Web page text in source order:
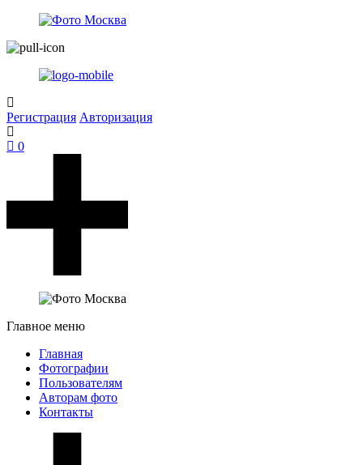
Регистрация Авторизация
0
Главное меню
Главная
Фотографии
Пользователям
Авторам фото
Контакты